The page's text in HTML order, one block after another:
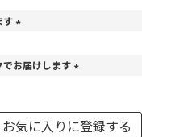
す
須
お届けします
須
)
お気に入りに登録する